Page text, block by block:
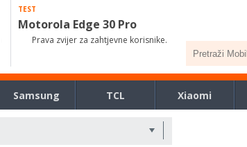
TEST
Motorola Edge 30 Pro
Prava zvijer za zahtjevne korisnike.
Samsung TCL Xiaomi